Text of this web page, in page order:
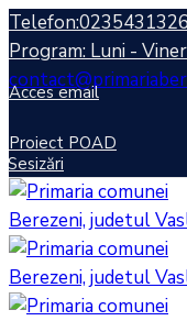
Telefon:0235431326
Program: Luni -
Acces email
Proiect POAD
Sesizări